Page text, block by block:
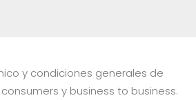
y condiciones generales de
y business to business.